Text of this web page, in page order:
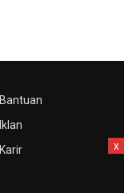
Bantuan
Iklan
Karir
x